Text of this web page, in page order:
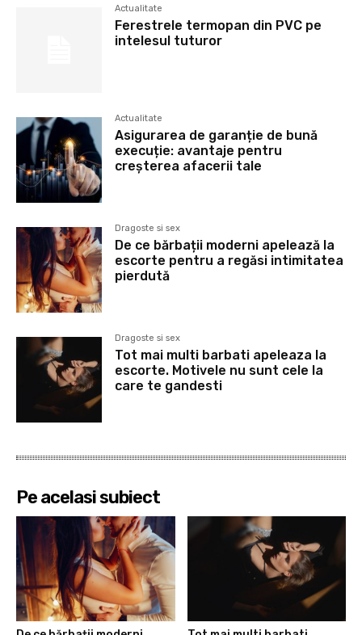
Actualitate
Ferestrele termopan din PVC pe
intelesul tuturor
Actualitate
Asigurarea de garanție de bună
execuție: avantaje pentru
creșterea afacerii tale
Dragoste si sex
De ce bărbații moderni apelează la
escorte pentru a regăsi intimitatea
pierdută
Dragoste si sex
Tot mai multi barbati apeleaza la
escorte. Motivele nu sunt cele la
care te gandesti
Pe acelasi subiect